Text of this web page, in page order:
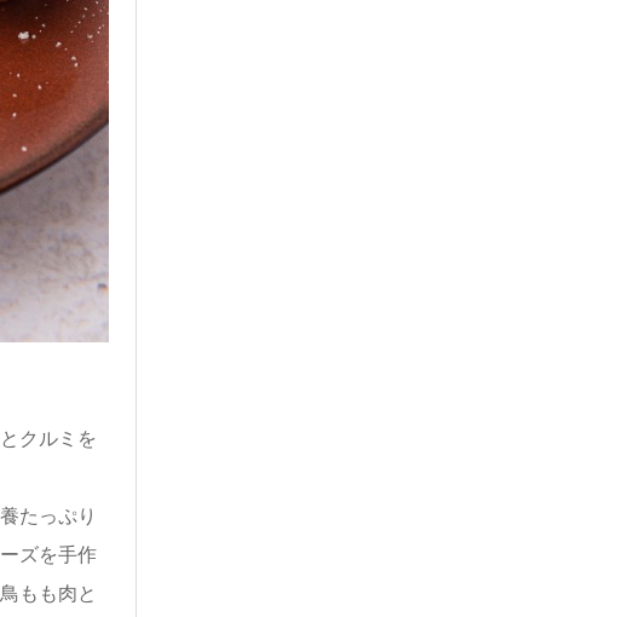
クルミを
たっぷり
ズを手作
もも肉と